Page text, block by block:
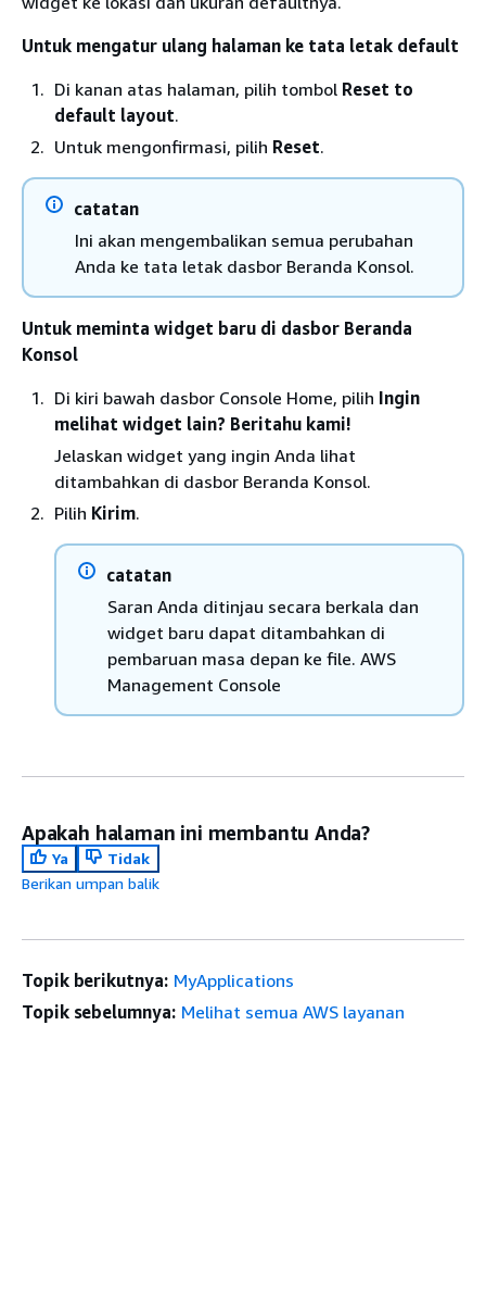
Untuk mengatur ulang halaman ke tata letak default
Di kanan atas halaman, pilih tombol Reset to
default layout.
Untuk mengonfirmasi, pilih Reset.
catatan
Ini akan mengembalikan semua perubahan
Anda ke tata letak dasbor Beranda Konsol.
Untuk meminta widget baru di dasbor Beranda
Konsol
Di kiri bawah dasbor Console Home, pilih Ingin
melihat widget lain? Beritahu kami!
Jelaskan widget yang ingin Anda lihat
ditambahkan di dasbor Beranda Konsol.
Pilih Kirim.
catatan
Saran Anda ditinjau secara berkala dan
widget baru dapat ditambahkan di
pembaruan masa depan ke file. AWS
Management Console
Apakah halaman ini membantu Anda?
Ya
Tidak
Berikan umpan balik
Topik berikutnya: MyApplications
Topik sebelumnya: Melihat semua AWS layanan